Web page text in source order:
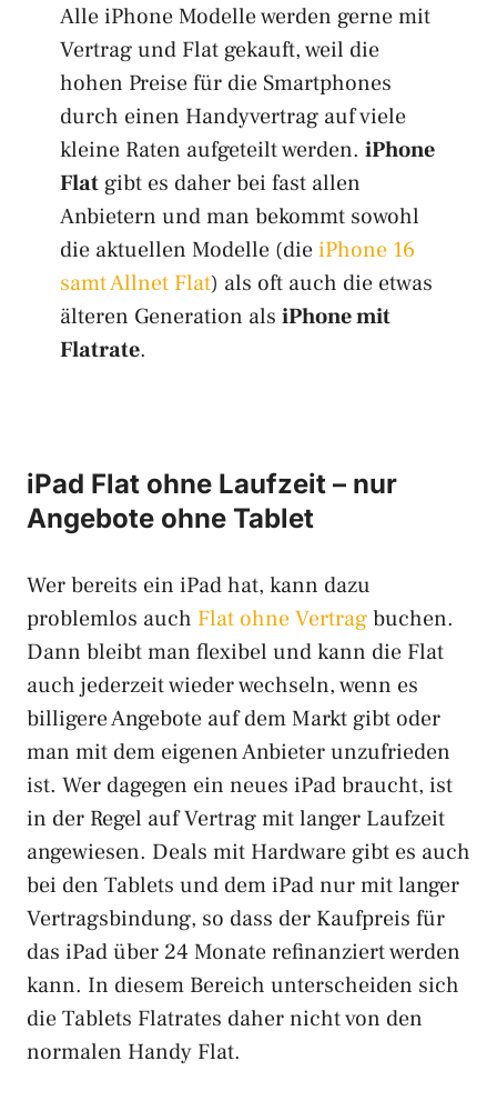
Alle iPhone Modelle werden gerne mit
Vertrag und Flat gekauft, weil die
hohen Preise für die Smartphones
durch einen Handyvertrag auf viele
kleine Raten aufgeteilt werden. iPhone
Flat gibt es daher bei fast allen
Anbietern und man bekommt sowohl
die aktuellen Modelle (dieiPhone 16
samt Allnet Flat) als oft auch die etwas
älteren Generation als iPhone mit
Flatrate.
iPad Flat ohne Laufzeit – nur
Angebote ohne Tablet
Wer bereits ein iPad hat, kann dazu
problemlos auch Flat ohne Vertragbuchen.
Dann bleibt man flexibel und kann die Flat
auch jederzeit wieder wechseln, wenn es
billigere Angebote auf dem Markt gibt oder
man mit dem eigenen Anbieter unzufrieden
ist. Wer dagegen ein neues iPad braucht, ist
in der Regel auf Vertrag mit langer Laufzeit
angewiesen. Deals mit Hardware gibt es auch
bei den Tablets und dem iPad nur mit langer
Vertragsbindung, so dass der Kaufpreis für
das iPad über 24 Monate refinanziert werden
kann. In diesem Bereich unterscheiden sich
die Tablets Flatrates daher nicht von den
normalen Handy Flat.